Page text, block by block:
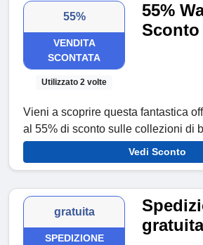
55%
VENDITA
SCONTATA
Utilizzato 2 volte
55%
Sconto
Vieni a scoprire questa fantastica
al 55% di sconto sulle collezioni di
Vedi Sconto
gratuita
SPEDIZIONE